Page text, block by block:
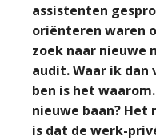
assistenten
oriënteren waren
zoek naar nieuwe
audit. Waar ik
ben is het
nieuwe baan?
is dat de werk-